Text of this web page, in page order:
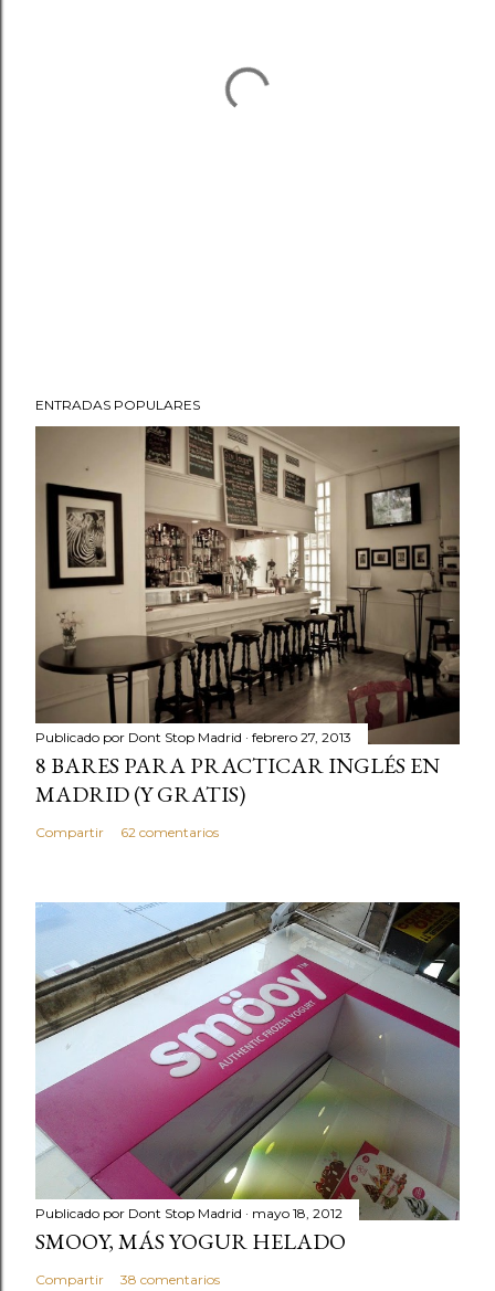
ENTRADAS POPULARES
Publicado por Dont Stop Madrid febrero 27, 2013
8 BARES PARA PRACTICAR INGLÉS EN
MADRID (Y GRATIS)
Compartir 62 comentarios
Publicado por Dont Stop Madrid mayo 18, 2012
SMOOY, MÁS YOGUR HELADO
Compartir 38 comentarios